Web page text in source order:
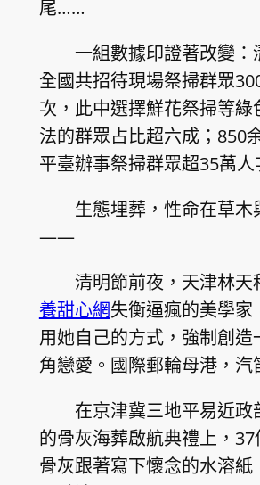
尾……
一組數據印證著改變：
全國共招待現場祭掃群眾
次，此中選擇鮮花祭掃等綠
法的群眾占比超六成；850
平臺辦事祭掃群眾超35萬人
生態埋葬，性命在草木
——
清明節前夜，天津林天
養甜心網失衡逼瘋的美學家
用她自己的方式，強制創造
角戀愛。國際郵輪母港，汽
在京津冀三地平易近政
的骨灰海葬啟航典禮上，37
骨灰跟著寫下懷念的水溶紙